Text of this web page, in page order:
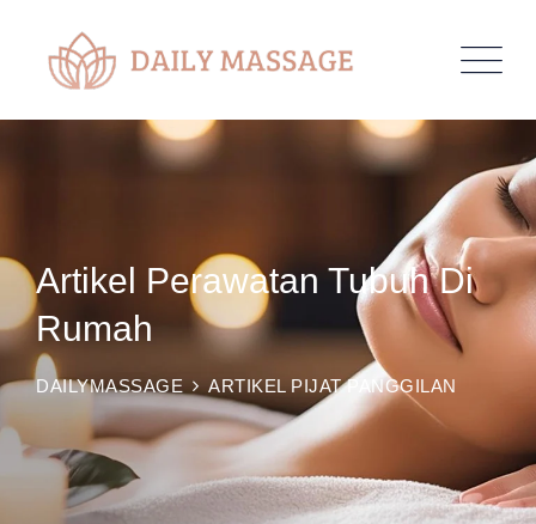
Artikel Perawatan Tubuh Di
Rumah
DAILYMASSAGE ARTIKEL PIJAT PANGGILAN